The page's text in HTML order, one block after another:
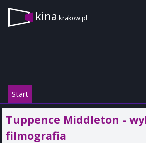
kina.krakow.pl
Start
Tuppence Middleton -
filmografia